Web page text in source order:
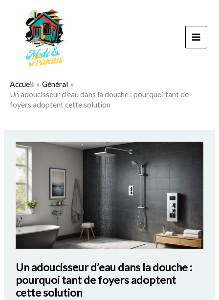
Accueil
Général
Un adoucisseur d’eau dans la douche : pourquoi tant de
foyers adoptent cette solution
Un adoucisseur d’eau dans la douche :
pourquoi tant de foyers adoptent
cette solution